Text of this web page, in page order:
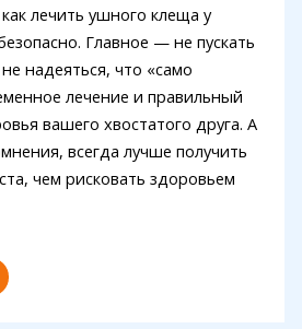
лечить ушного клеща у
Главное — не пускать
надеяться, что «само
лечение и правильный
вашего хвостатого друга. А
всегда лучше получить
чем рисковать здоровьем